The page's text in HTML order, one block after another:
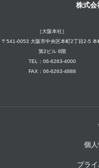
株式会
［大阪本社］
〒541-0053 大阪市中央区本町2丁目2-5 本
第2ビル 8階
TEL：06-6263-4000
FAX：06-6263-4888
個
プラ